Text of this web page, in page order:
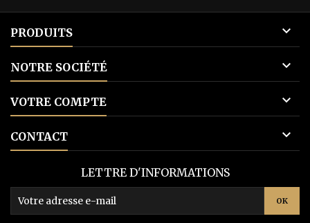
PRODUITS 
NOTRE SOCIÉTÉ 
VOTRE COMPTE 
CONTACT 
LETTRE D'INFORMATIONS